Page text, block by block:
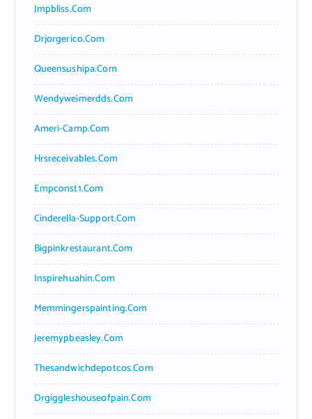
Jmpbliss.com
Drjorgerico.com
Queensushipa.com
Wendyweimerdds.com
Ameri-Camp.com
Hrsreceivables.com
Empconst1.com
Cinderella-Support.com
Bigpinkrestaurant.com
Inspirehuahin.com
Memmingerspainting.com
Jeremypbeasley.com
Thesandwichdepotcos.com
Drgiggleshouseofpain.com